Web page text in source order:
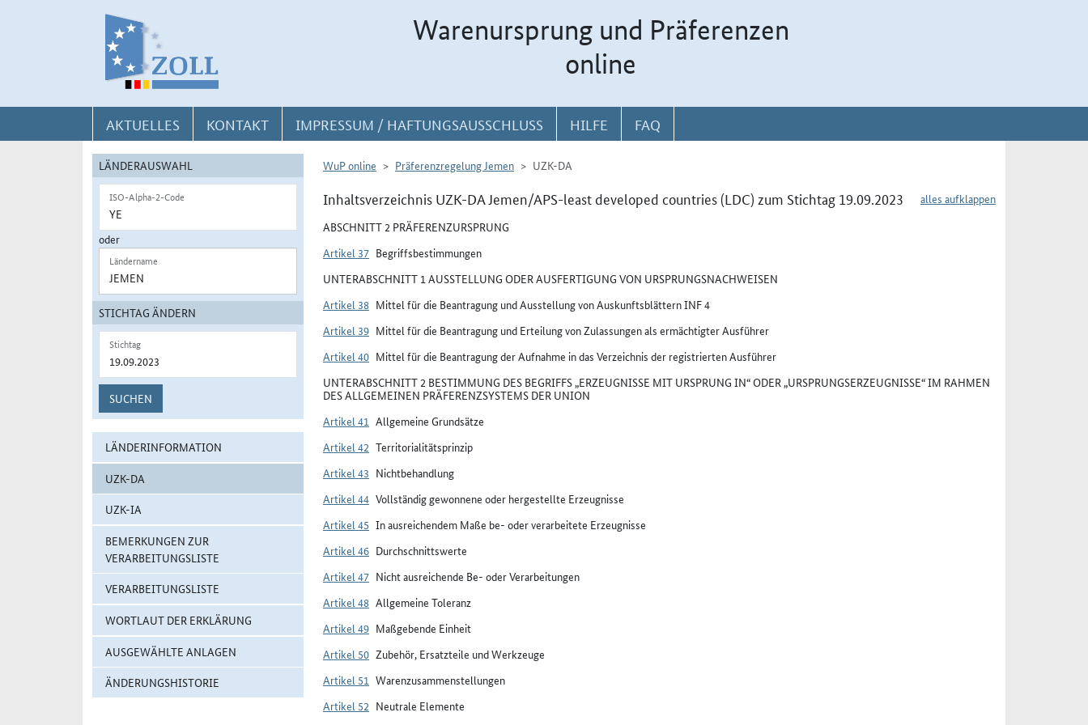
Warenursprung und Präferenzen
online
AKTUELLES KONTAKT IMPRESSUM / HAFTUNGSAUSSCHLUSS HILFE FAQ
LÄNDERAUSWAHL
ISO-Alpha-2-Code
oder
Ländername
STICHTAG ÄNDERN
Stichtag
SUCHEN
LÄNDERINFORMATION
UZK-DA
UZK-IA
BEMERKUNGEN ZUR
VERARBEITUNGSLISTE
VERARBEITUNGSLISTE
WORTLAUT DER ERKLÄRUNG
AUSGEWÄHLTE ANLAGEN
ÄNDERUNGSHISTORIE
WuP online Präferenzregelung Jemen UZK-DA
alles aufklappen
Inhaltsverzeichnis UZK-DA Jemen/APS-least developed countries (LDC) zum Stichtag 19.09.2023
ABSCHNITT 2 PRÄFERENZURSPRUNG
Artikel 37 Begriffsbestimmungen
UNTERABSCHNITT 1 AUSSTELLUNG ODER AUSFERTIGUNG VON URSPRUNGSNACHWEISEN
Artikel 38 Mittel für die Beantragung und Ausstellung von Auskunftsblättern INF 4
Artikel 39 Mittel für die Beantragung und Erteilung von Zulassungen als ermächtigter Ausführer
Artikel 40 Mittel für die Beantragung der Aufnahme in das Verzeichnis der registrierten Ausführer
UNTERABSCHNITT 2 BESTIMMUNG DES BEGRIFFS „ERZEUGNISSE MIT URSPRUNG IN“ ODER „URSPRUNGSERZEUGNISSE“ IM RAHMEN
DES ALLGEMEINEN PRÄFERENZSYSTEMS DER UNION
Artikel 41 Allgemeine Grundsätze
Artikel 42 Territorialitätsprinzip
Artikel 43 Nichtbehandlung
Artikel 44 Vollständig gewonnene oder hergestellte Erzeugnisse
Artikel 45 In ausreichendem Maße be- oder verarbeitete Erzeugnisse
Artikel 46 Durchschnittswerte
Artikel 47 Nicht ausreichende Be- oder Verarbeitungen
Artikel 48 Allgemeine Toleranz
Artikel 49 Maßgebende Einheit
Artikel 50 Zubehör, Ersatzteile und Werkzeuge
Artikel 51 Warenzusammenstellungen
Artikel 52 Neutrale Elemente